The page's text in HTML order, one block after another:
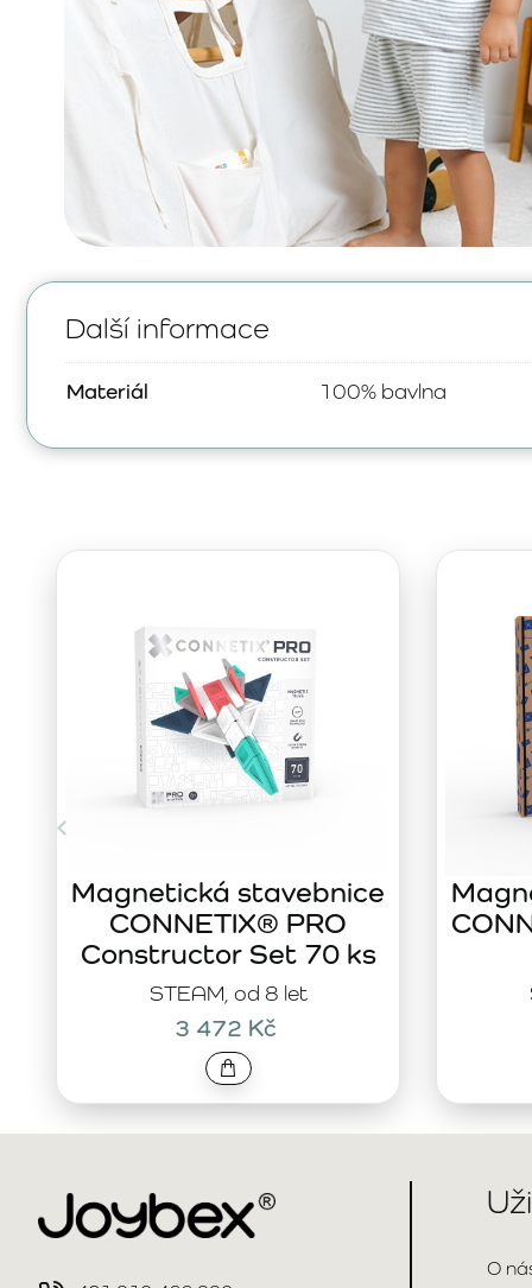
Další informace
Materiál 100% bavlna
STEAM, od 8 let
Magnetická stavebnice
CONNETIX® PRO
Constructor Set 70 ks
3 472 Kč
O